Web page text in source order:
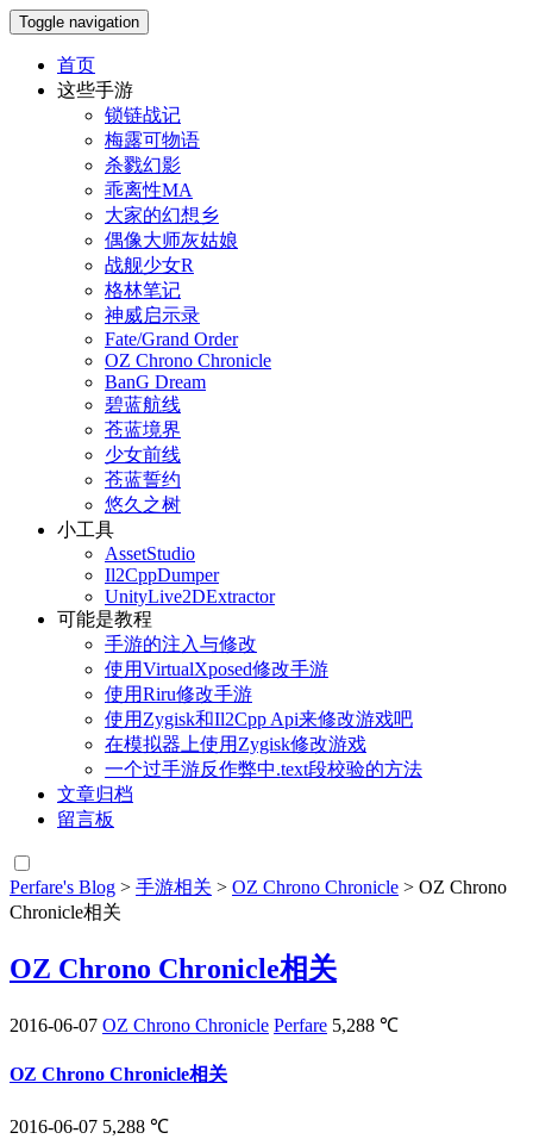
Toggle navigation
首页
这些手游
锁链战记
梅露可物语
杀戮幻影
乖离性MA
大家的幻想乡
偶像大师灰姑娘
战舰少女R
格林笔记
神威启示录
Fate/Grand Order
OZ Chrono Chronicle
BanG Dream
碧蓝航线
苍蓝境界
少女前线
苍蓝誓约
悠久之树
小工具
AssetStudio
Il2CppDumper
UnityLive2DExtractor
可能是教程
手游的注入与修改
使用VirtualXposed修改手游
使用Riru修改手游
使用Zygisk和Il2Cpp Api来修改游戏吧
在模拟器上使用Zygisk修改游戏
一个过手游反作弊中.text段校验的方法
文章归档
留言板
Perfare's Blog > 手游相关 > OZ Chrono Chronicle > OZ Chrono
Chronicle相关
OZ Chrono Chronicle相关
2016-06-07 OZ Chrono Chronicle Perfare 5,288 ℃
OZ Chrono Chronicle相关
2016-06-07 5,288 ℃